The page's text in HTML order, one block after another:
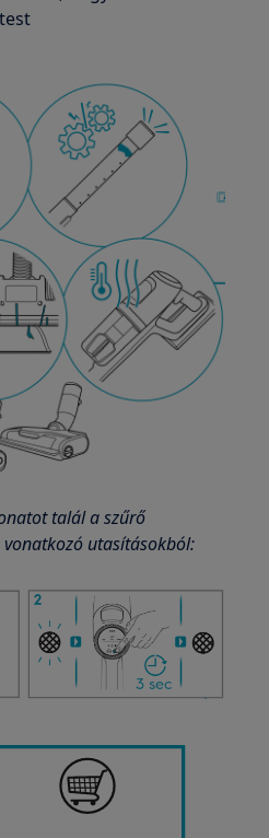
talál a szűrő
utasításokból: